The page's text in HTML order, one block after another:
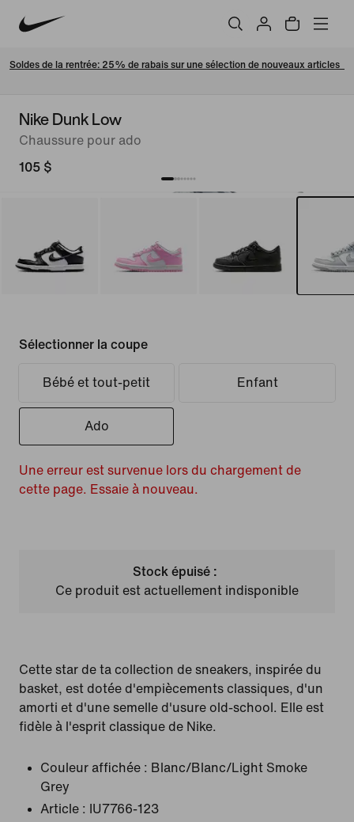
Soldes de la rentrée: 25% de rabais sur une sélection de nouveaux articles
Nike Dunk Low
Chaussure pour ado
105 $
Sélectionner la coupe
Bébé et tout-petit Enfant
Ado
Une erreur est survenue lors du chargement de
cette page. Essaie à nouveau.
Stock épuisé :
Ce produit est actuellement indisponible
Cette star de ta collection de sneakers, inspirée du
basket, est dotée d'empiècements classiques, d'un
amorti et d'une semelle d'usure old-school. Elle est
fidèle à l'esprit classique de Nike.
Couleur affichée : Blanc/Blanc/Light Smoke
Grey
Article :
IU7766-123